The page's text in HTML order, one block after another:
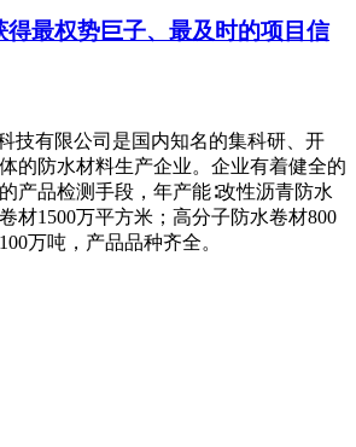
得最权势巨子、最及时的项目信
技有限公司是国内知名的集科研、开
的防水材料生产企业。企业有着健全的
产品检测手段，年产能∶改性沥青防水
材1500万平方米；高分子防水卷材800
万吨，产品品种齐全。